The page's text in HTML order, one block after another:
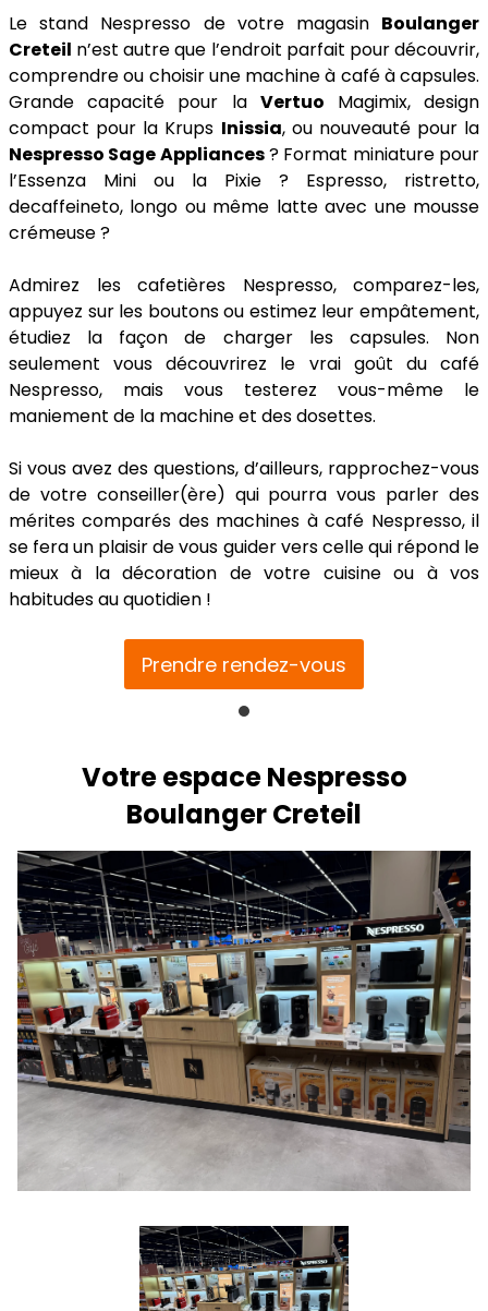
Le stand Nespresso de votre magasin Boulanger
Creteil n’est autre que l’endroit parfait pour découvrir,
comprendre ou choisir une machine à café à capsules.
Grande capacité pour la Vertuo Magimix, design
compact pour la Krups Inissia, ou nouveauté pour la
Nespresso Sage Appliances? Format miniature pour
l’Essenza Mini ou la Pixie ? Espresso, ristretto,
decaffeineto, longo ou même latte avec une mousse
crémeuse ?
Admirez les cafetières Nespresso, comparez-les,
appuyez sur les boutons ou estimez leur empâtement,
étudiez la façon de charger les capsules. Non
seulement vous découvrirez le vrai goût du café
Nespresso, mais vous testerez vous-même le
maniement de la machine et des dosettes.
Si vous avez des questions, d’ailleurs, rapprochez-vous
de votre conseiller(ère) qui pourra vous parler des
mérites comparés des machines à café Nespresso, il
se fera un plaisir de vous guider vers celle qui répond le
mieux à la décoration de votre cuisine ou à vos
habitudes au quotidien !
Prendre rendez-vous
Votre espace Nespresso
Boulanger Creteil